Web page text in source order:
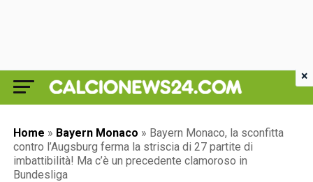
Home » Bayern Monaco » Bayern Monaco, la sconfitta
contro l’Augsburg ferma la striscia di 27 partite di
imbattibilità! Ma c’è un precedente clamoroso in
Bundesliga
×